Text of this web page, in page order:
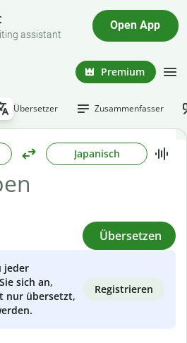
assistant
Open App
Premium
Übersetzer Zusammenfasser
Japanisch
Übersetzen
jeder
sich an,
nur übersetzt,
Registrieren